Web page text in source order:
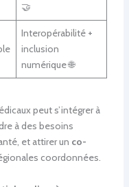
🤝
Interopérabilité +
inclusion
numérique 🌐
peut s’intégrer à
à des besoins
et attirer un co-
coordonnées.